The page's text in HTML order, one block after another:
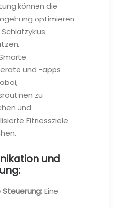
können die
optimieren
und -apps
zu
und
Fitnessziele
und
Steuerung:Eine